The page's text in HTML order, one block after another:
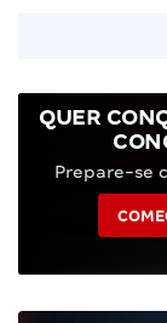
QUER
Prepare-se